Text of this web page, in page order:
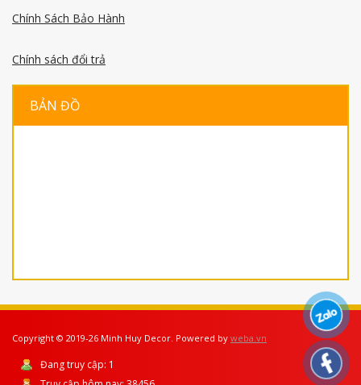
Chính Sách Bảo Hành
Chính sách đổi trả
BẢN ĐỒ
Copyright © 2019-26 Minh Huy Decor. Powered by weba.vn
Đang truy cập: 1